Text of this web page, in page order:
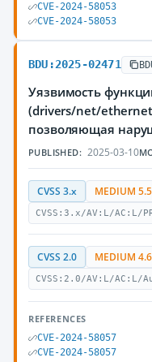
CVE-2024-58053
CVE-2024-58053
BDU:2025-02471
Уязвимость
(drivers/net/
позволяющая
PUBLISHED: 2025-03-10
CVSS 3.x MEDIUM 5.5
CVSS:3.x/AV:L/AC:L/
CVSS 2.0 MEDIUM 4.6
CVSS:2.0/AV:L/AC:L/
REFERENCES
CVE-2024-58057
CVE-2024-58057